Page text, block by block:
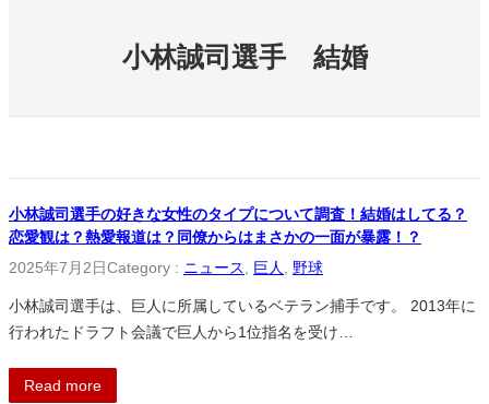
小林誠司選手 結婚
小林誠司選手の好きな女性のタイプについて調査！結婚はしてる？
恋愛観は？熱愛報道は？同僚からはまさかの一面が暴露！？
2025年7月2日Category : ニュース 巨人 野球
小林誠司選手は、巨人に所属しているベテラン捕手です。 2013年に
行われたドラフト会議で巨人から1位指名を受け…
Read more